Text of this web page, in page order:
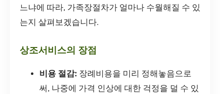
느냐에 따라, 가족장절차가 얼마나 수월해질 수 있
는지 살펴보겠습니다.
상조서비스의 장점
비용 절감: 장례비용을 미리 정해놓음으로
써, 나중에 가격 인상에 대한 걱정을 덜 수 있